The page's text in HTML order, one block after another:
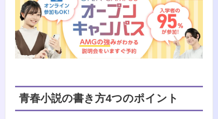
青春小説の書き方4つのポイント